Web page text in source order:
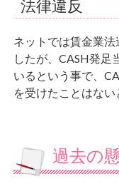
法律違反
ネットでは賃金業
したが、CASH発足
いるという事で、
を受けたことはない
過去の